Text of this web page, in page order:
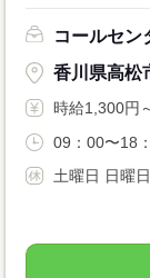
コールセン
香川県高松
時給1,300円
09：00〜18
土曜日 日曜